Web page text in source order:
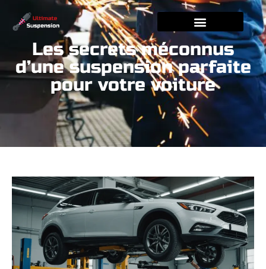
Les secrets méconnus
d’une suspension parfaite
pour votre voiture